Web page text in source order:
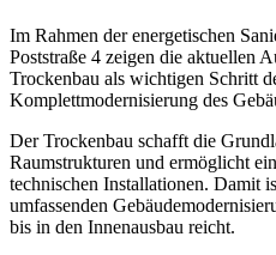
Im Rahmen der energetischen
Poststraße 4 zeigen die aktuellen
Trockenbau als wichtigen Schritt
Komplettmodernisierung des
Der Trockenbau schafft die
Raumstrukturen und ermöglicht
technischen Installationen. Damit
umfassenden
bis in den Innenausbau reicht.